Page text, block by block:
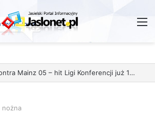
Lech Poznań kontra Mainz 05 – hit Ligi Konferencji już 11 grudnia
nożna